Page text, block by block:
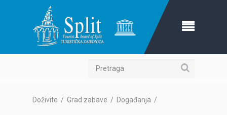
Pretraga
Doživite / Grad zabave / Događanja /